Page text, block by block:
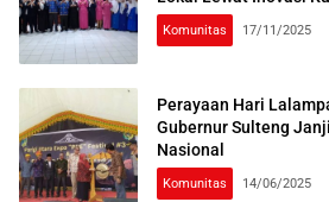
Komunitas 17/11/2025
Perayaan Hari
Gubernur Sulteng
Nasional
Komunitas 14/06/2025